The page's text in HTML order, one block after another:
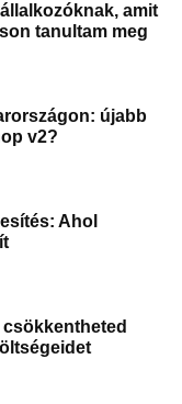
amit
tanultam meg
újabb
v2?
Ahol